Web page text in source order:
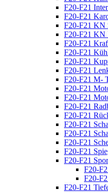
F20-F21
F20-F21
F20-F21 KN
F20-F21 KN
F20-F21
F20-F21
F20-F21
F20-F21
F20-F21 M-
F20-F21
F20-F21
F20-F21
F20-F21
F20-F21
F20-F21
F20-F21
F20-F21
F20-F21
F20-
F20-
F20-F21